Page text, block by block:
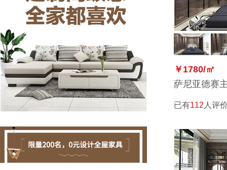
￥1780/㎡
萨尼亚德赛
已有112 人评